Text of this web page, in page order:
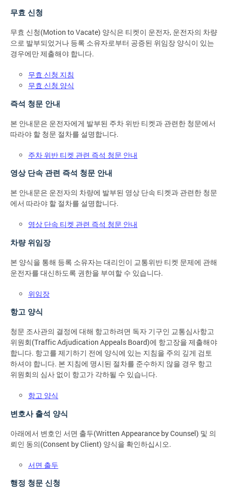
무효 신청
무효 신청(Motion to Vacate) 양식은 티켓이 운전자, 운전자의 차량
으로 발부되었거나 등록 소유자로부터 공증된 위임장 양식이 있는
경우에만 제출해야 합니다.
무효 신청 지침
무효 신청 양식
즉석 청문 안내
본 안내문은 운전자에게 발부된 주차 위반 티켓과 관련한 청문에서
따라야 할 청문 절차를 설명합니다.
주차 위반 티켓 관련 즉석 청문 안내
영상 단속 관련 즉석 청문 안내
본 안내문은 운전자의 차량에 발부된 영상 단속 티켓과 관련한 청문
에서 따라야 할 절차를 설명합니다.
영상 단속 티켓 관련 즉석 청문 안내
차량 위임장
본 양식을 통해 등록 소유자는 대리인이 교통위반 티켓 문제에 관해
운전자를 대신하도록 권한을 부여할 수 있습니다.
위임장
항고 양식
청문 조사관의 결정에 대해 항고하려면 독자 기구인 교통심사항고
위원회(Traffic Adjudication Appeals Board)에 항고장을 제출해야
합니다. 항고를 제기하기 전에 양식에 있는 지침을 주의 깊게 검토
하셔야 합니다. 본 지침에 명시된 절차를 준수하지 않을 경우 항고
위원회의 심사 없이 항고가 각하될 수 있습니다.
항고 양식
변호사 출석 양식
아래에서 변호인 서면 출두(Written Appearance by Counsel) 및 의
뢰인 동의(Consent by Client) 양식을 확인하십시오.
서면 출두
행정 청문 신청